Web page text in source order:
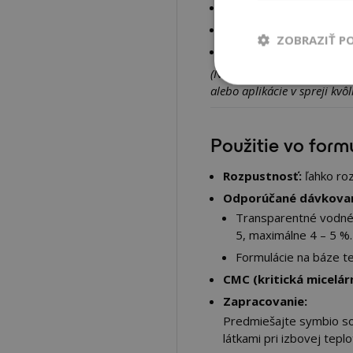
Telové a sprchové gély,
Dekoratívna kozmetika
(Nie je odporúčaný pre
alebo aplikácie v spreji
Použitie vo
Rozpustnosť: ľahko
Odporúčané
Transparentné
5, maximálne 4 – 5 %.
Formulácie na báze
CMC (kritická
Zapracovanie:
Predmiešajte symbio
látkami pri izbovej
ZOBRAZIŤ